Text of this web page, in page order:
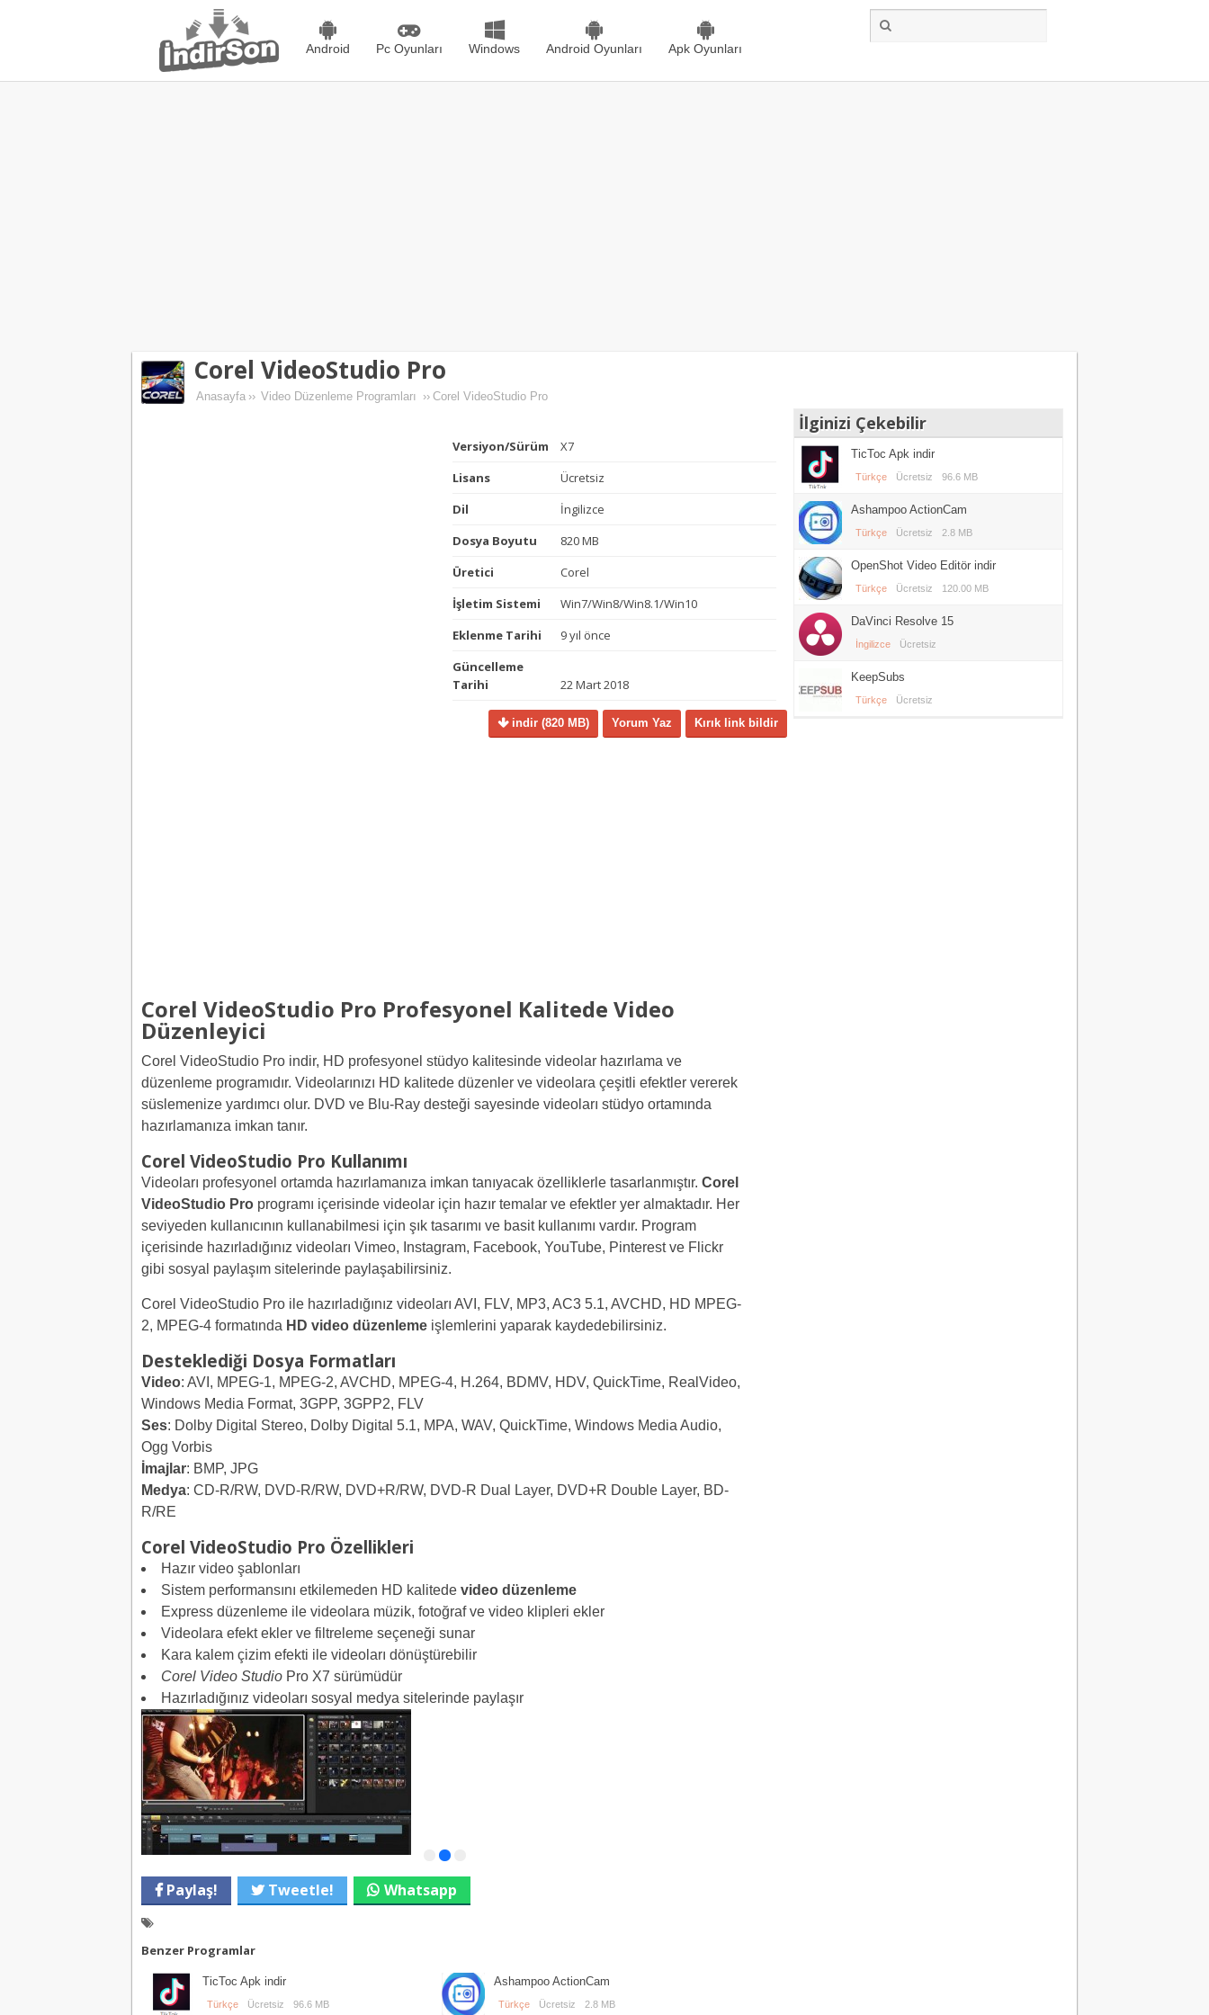
Android Pc Oyunları Windows Android Oyunları Apk Oyunları
Corel VideoStudio Pro
Anasayfa ›› Video Düzenleme Programları ›› Corel VideoStudio Pro
Versiyon/Sürüm
X7
Lisans
Ücretsiz
Dil
İngilizce
Dosya Boyutu
820 MB
Üretici
Corel
İşletim Sistemi
Win7/Win8/Win8.1/Win10
Eklenme Tarihi
9 yıl önce
Güncelleme
Tarihi
22 Mart 2018
Kırık link bildir
Yorum Yaz
indir (820 MB)
Corel VideoStudio Pro Profesyonel Kalitede Video
Düzenleyici
Corel VideoStudio Pro indir, HD profesyonel stüdyo kalitesinde videolar hazırlama ve
düzenleme programıdır. Videolarınızı HD kalitede düzenler ve videolara çeşitli efektler vererek
süslemenize yardımcı olur. DVD ve Blu-Ray desteği sayesinde videoları stüdyo ortamında
hazırlamanıza imkan tanır.
Corel VideoStudio Pro Kullanımı
Videoları profesyonel ortamda hazırlamanıza imkan tanıyacak özelliklerle tasarlanmıştır. Corel
VideoStudio Pro programı içerisinde videolar için hazır temalar ve efektler yer almaktadır. Her
seviyeden kullanıcının kullanabilmesi için şık tasarımı ve basit kullanımı vardır. Program
içerisinde hazırladığınız videoları Vimeo, Instagram, Facebook, YouTube, Pinterest ve Flickr
gibi sosyal paylaşım sitelerinde paylaşabilirsiniz.
Corel VideoStudio Pro ile hazırladığınız videoları AVI, FLV, MP3, AC3 5.1, AVCHD, HD MPEG-
2, MPEG-4 formatında HD video düzenleme işlemlerini yaparak kaydedebilirsiniz.
Desteklediği Dosya Formatları
Video: AVI, MPEG-1, MPEG-2, AVCHD, MPEG-4, H.264, BDMV, HDV, QuickTime, RealVideo,
Windows Media Format, 3GPP, 3GPP2, FLV
Ses: Dolby Digital Stereo, Dolby Digital 5.1, MPA, WAV, QuickTime, Windows Media Audio,
Ogg Vorbis
İmajlar: BMP, JPG
Medya: CD-R/RW, DVD-R/RW, DVD+R/RW, DVD-R Dual Layer, DVD+R Double Layer, BD-
R/RE
Corel VideoStudio Pro Özellikleri
Hazır video şablonları
Sistem performansını etkilemeden HD kalitede video düzenleme
Express düzenleme ile videolara müzik, fotoğraf ve video klipleri ekler
Videolara efekt ekler ve filtreleme seçeneği sunar
Kara kalem çizim efekti ile videoları dönüştürebilir
Corel Video Studio Pro X7 sürümüdür
Hazırladığınız videoları sosyal medya sitelerinde paylaşır
Paylaş! Tweetle! Whatsapp
Benzer Programlar
TicToc Apk indir
Türkçe Ücretsiz 96.6 MB
Ashampoo ActionCam
Türkçe Ücretsiz 2.8 MB
İlginizi Çekebilir
TicToc Apk indir
Türkçe Ücretsiz 96.6 MB
Ashampoo ActionCam
Türkçe Ücretsiz 2.8 MB
OpenShot Video Editör indir
Türkçe Ücretsiz 120.00 MB
DaVinci Resolve 15
İngilizce Ücretsiz
KeepSubs
Türkçe Ücretsiz